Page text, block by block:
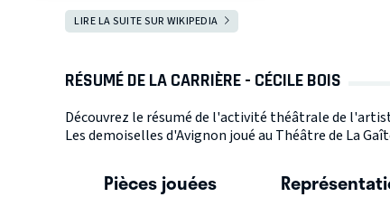
LIRE LA SUITE SUR WIKIPEDIA
RÉSUMÉ DE LA CARRIÈRE - CÉCILE BOIS
Découvrez le résumé de l'activité théâtrale de
Les demoiselles d'Avignon joué au Théâtre de La
Pièces jouées